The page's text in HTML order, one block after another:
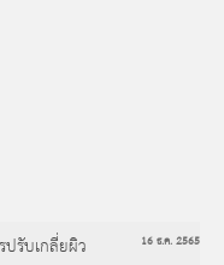
ปรับเกลี่ยผิว
16 ธ.ค. 2565